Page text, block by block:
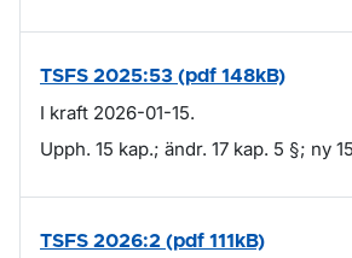
TSFS 2025:53 (pdf 148kB)
I kraft 2026-01-15.
Upph. 15 kap.; ändr. 17 kap. 5 §; ny
TSFS 2026:2 (pdf 111kB)